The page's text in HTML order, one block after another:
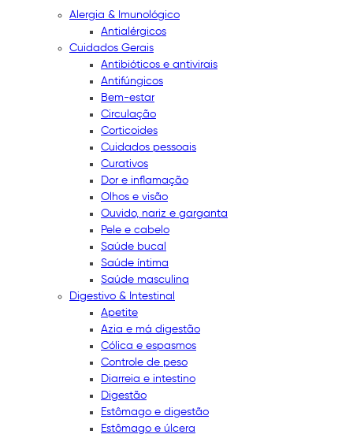
Alergia & Imunológico
Antialérgicos
Cuidados Gerais
Antibióticos e antivirais
Antifúngicos
Bem-estar
Circulação
Corticoides
Cuidados pessoais
Curativos
Dor e inflamação
Olhos e visão
Ouvido, nariz e garganta
Pele e cabelo
Saúde bucal
Saúde íntima
Saúde masculina
Digestivo & Intestinal
Apetite
Azia e má digestão
Cólica e espasmos
Controle de peso
Diarreia e intestino
Digestão
Estômago e digestão
Estômago e úlcera